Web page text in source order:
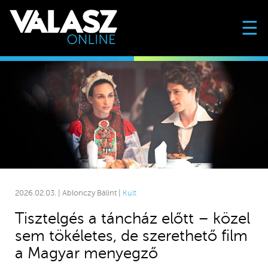
☰
2026.02.03. | Ablonczy Bálint | Kult
Tisztelgés a táncház előtt – közel
sem tökéletes, de szerethető film
a Magyar menyegző